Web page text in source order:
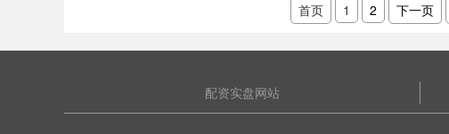
首页 1 2 下一页
配资实盘网站